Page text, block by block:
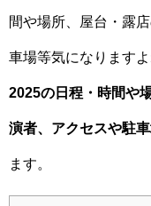
間や場所、屋台・露
車場等気になりますよ
2025の日程・時間や
演者、アクセスや駐
ます。